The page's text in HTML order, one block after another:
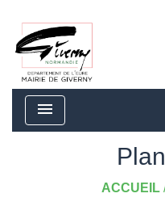
menu
ACCUEIL